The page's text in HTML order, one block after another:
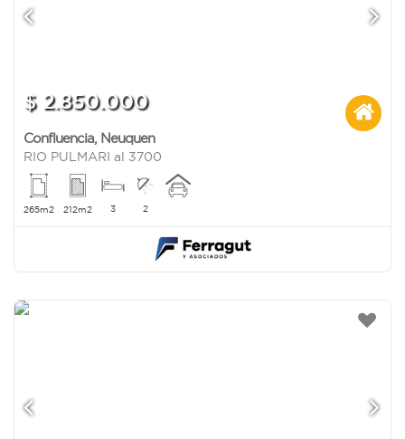
$ 2.850.000
Confluencia, Neuquen
RIO PULMARI al 3700
265m2 212m2 3 2